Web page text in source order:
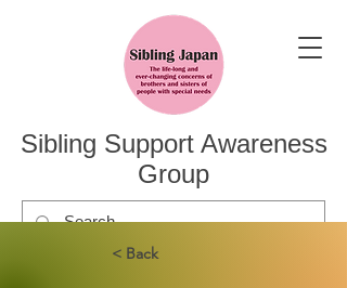
Sibling Support Awareness
Group
< Back